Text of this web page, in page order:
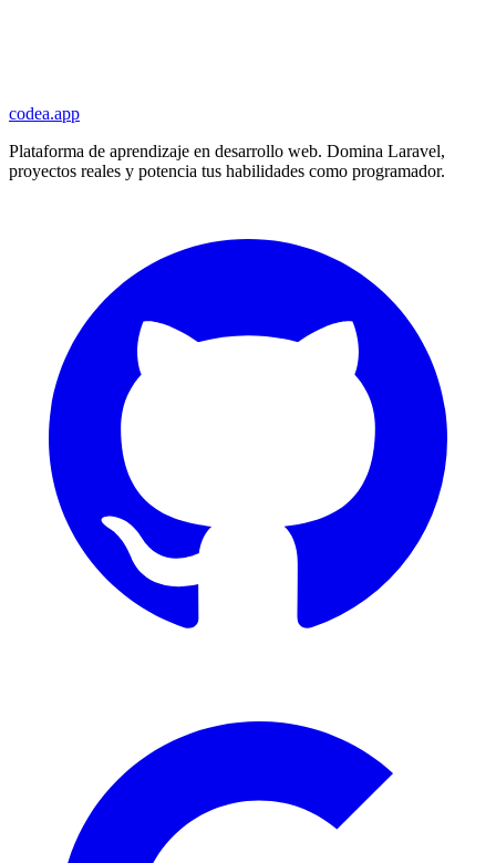
codea.app
Plataforma de aprendizaje en desarrollo web. Domina Laravel,
proyectos reales y potencia tus habilidades como programador.